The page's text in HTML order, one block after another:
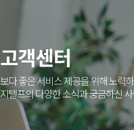
고객센터
보다 좋은 서비스 제공을 위해 노력
지텔프의 다양한 소식과 궁금하신